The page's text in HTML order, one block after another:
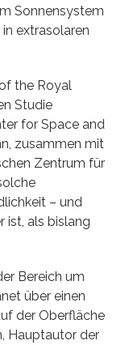
Sonnensystem
extrasolaren
the Royal
Studie
for Space and
zusammen mit
Zentrum für
– und
ist, als bislang
Bereich um
über einen
der Oberfläche
Hauptautor der